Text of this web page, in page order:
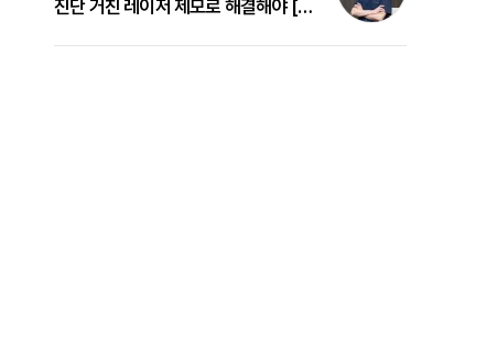
진단 거친 레이저 제모로 해결해야 [변